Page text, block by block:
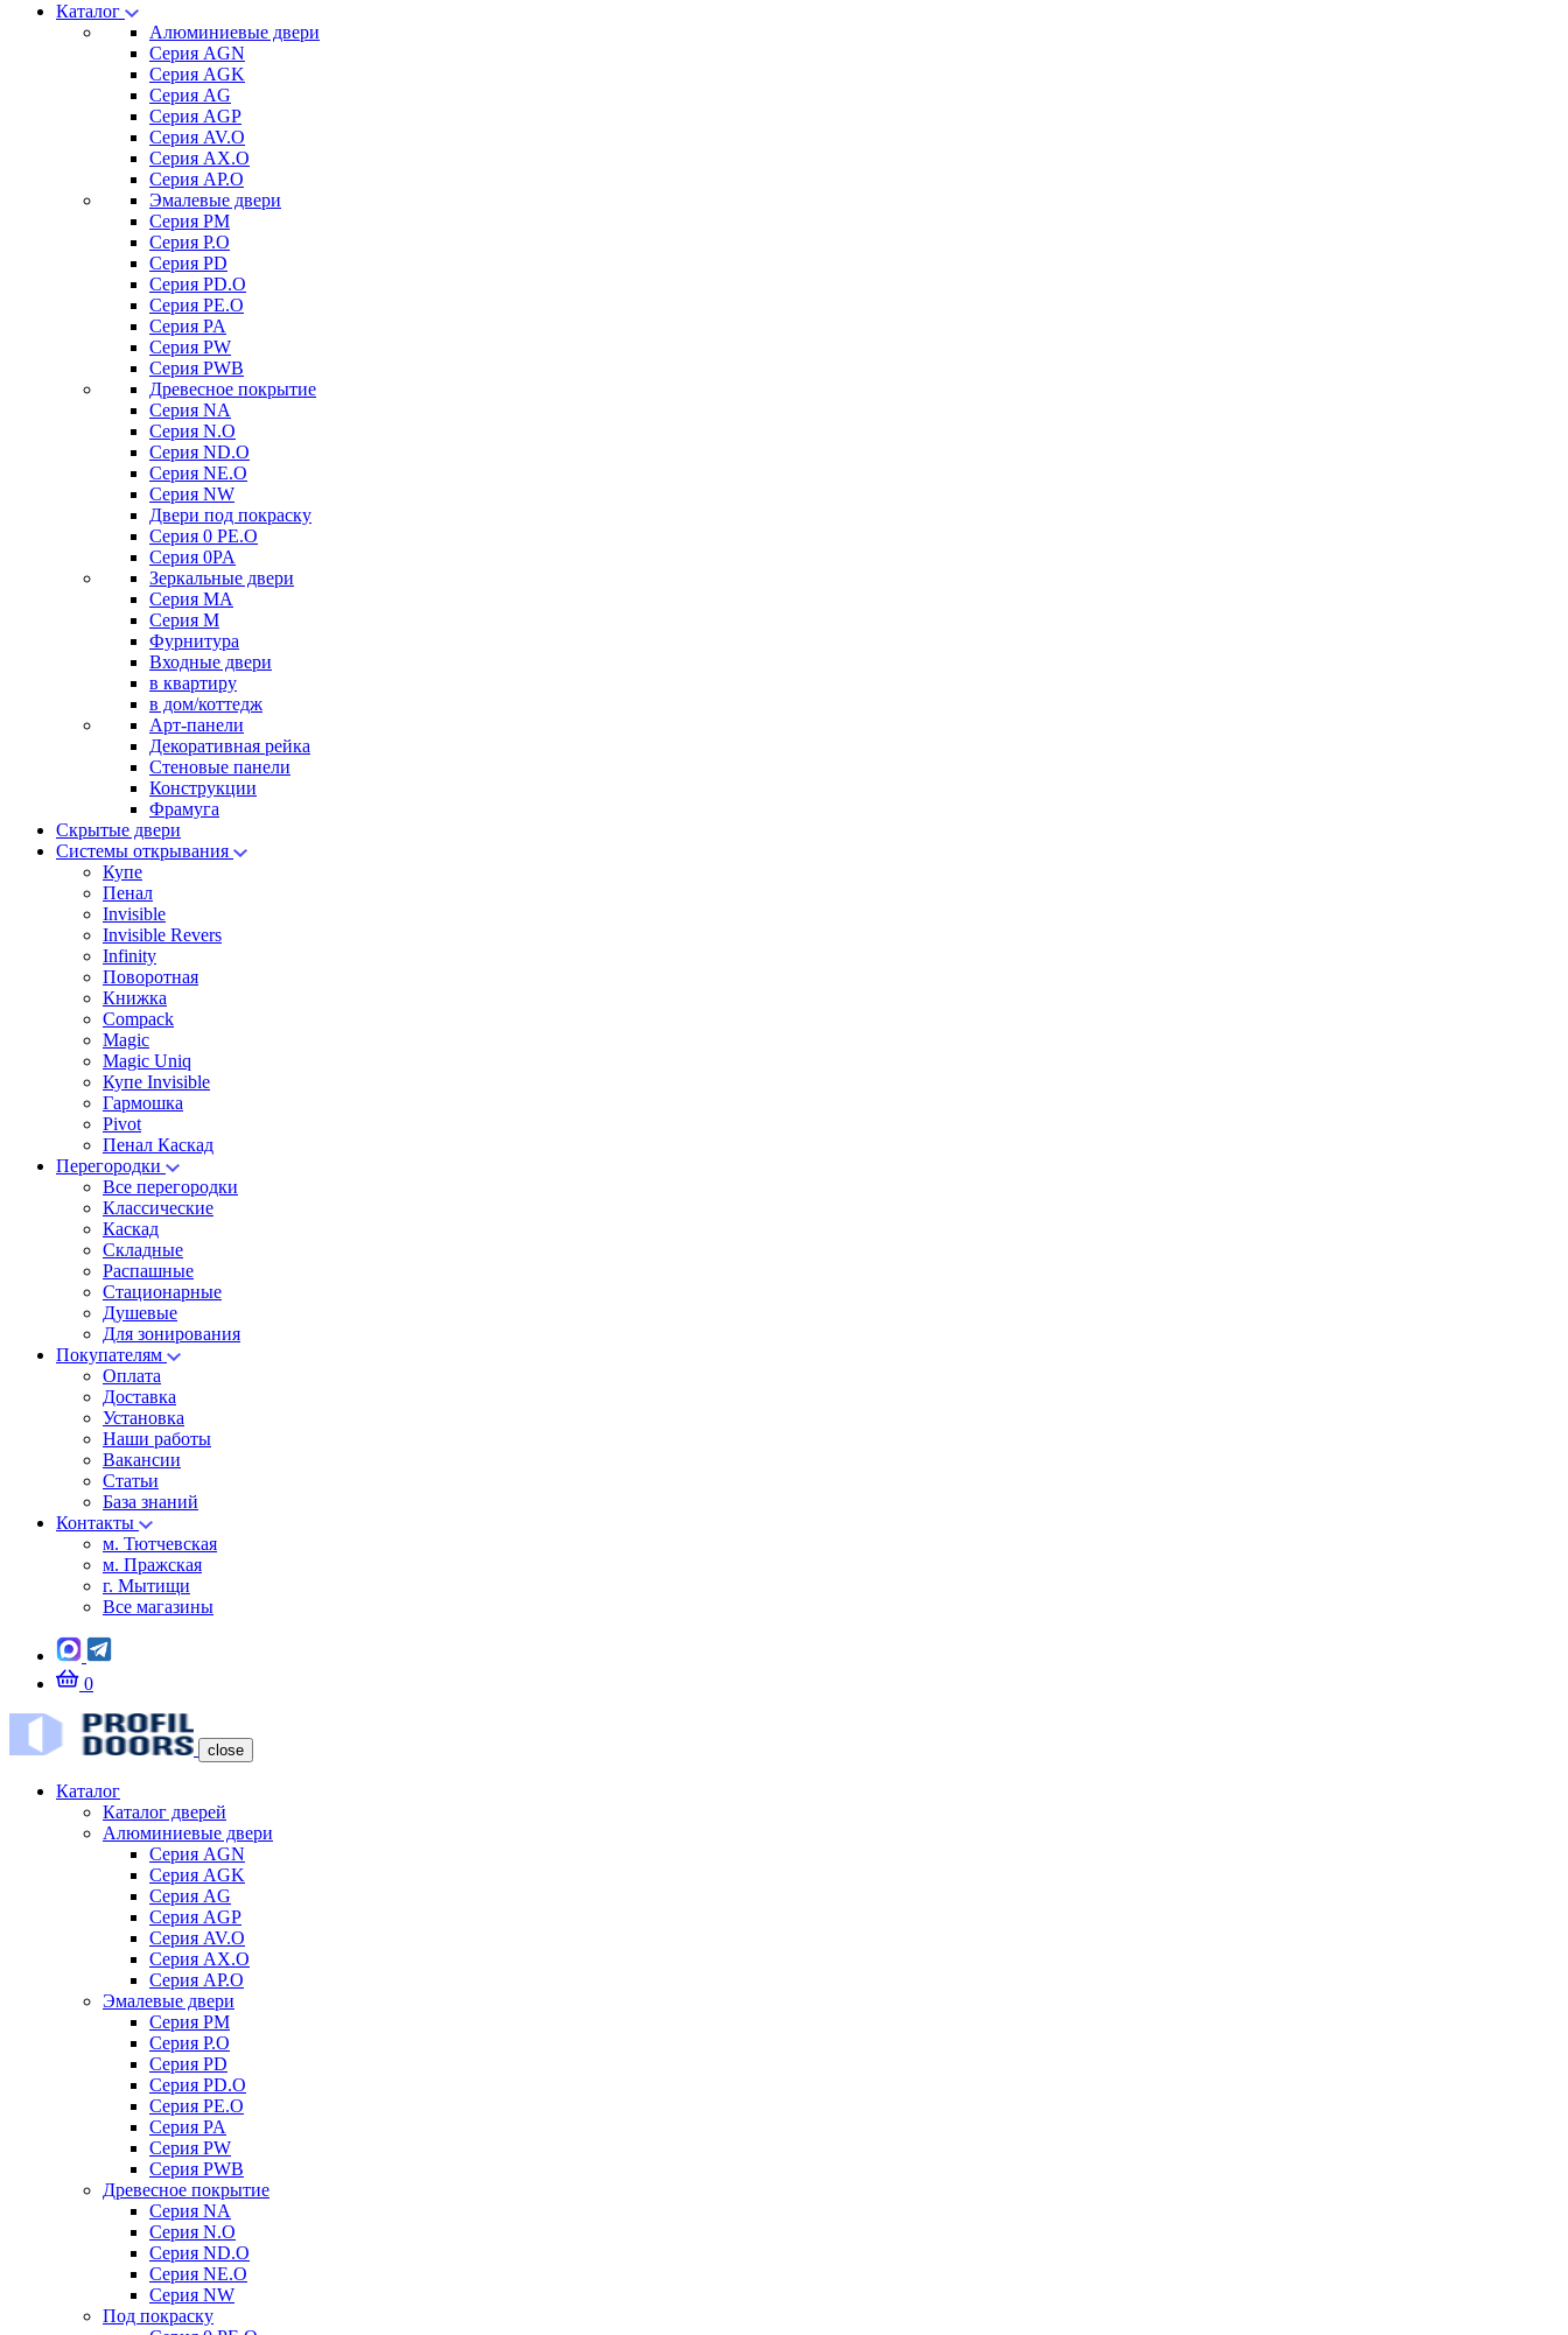
Каталог
Алюминиевые двери
Серия AGN
Серия AGK
Серия AG
Серия AGP
Серия AV.O
Серия AX.O
Серия AP.O
Эмалевые двери
Серия PM
Серия P.O
Серия PD
Серия PD.O
Серия PE.O
Серия PA
Серия PW
Серия PWB
Древесное покрытие
Серия NA
Серия N.O
Серия ND.O
Серия NE.O
Серия NW
Двери под покраску
Серия 0 PE.O
Серия 0PA
Зеркальные двери
Серия MA
Серия M
Фурнитура
Входные двери
в квартиру
в дом/коттедж
Арт-панели
Декоративная рейка
Стеновые панели
Конструкции
Фрамуга
Скрытые двери
Системы открывания
Купе
Пенал
Invisible
Invisible Revers
Infinity
Поворотная
Книжка
Compack
Magic
Magic Uniq
Купе Invisible
Гармошка
Pivot
Пенал Каскад
Перегородки
Все перегородки
Классические
Каскад
Складные
Распашные
Стационарные
Душевые
Для зонирования
Покупателям
Оплата
Доставка
Установка
Наши работы
Вакансии
Статьи
База знаний
Контакты
м. Тютчевская
м. Пражская
г. Мытищи
Все магазины
0
close
Каталог
Каталог дверей
Алюминиевые двери
Серия AGN
Серия AGK
Серия AG
Серия AGP
Серия AV.O
Серия AX.O
Серия AP.O
Эмалевые двери
Серия PM
Серия P.O
Серия PD
Серия PD.O
Серия PE.O
Серия PA
Серия PW
Серия PWB
Древесное покрытие
Серия NA
Серия N.O
Серия ND.O
Серия NE.O
Серия NW
Под покраску